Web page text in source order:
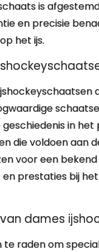
is
en precisie
het ijs.
in
die voldoen aan
voor een
prestaties bij
dames
te raden om